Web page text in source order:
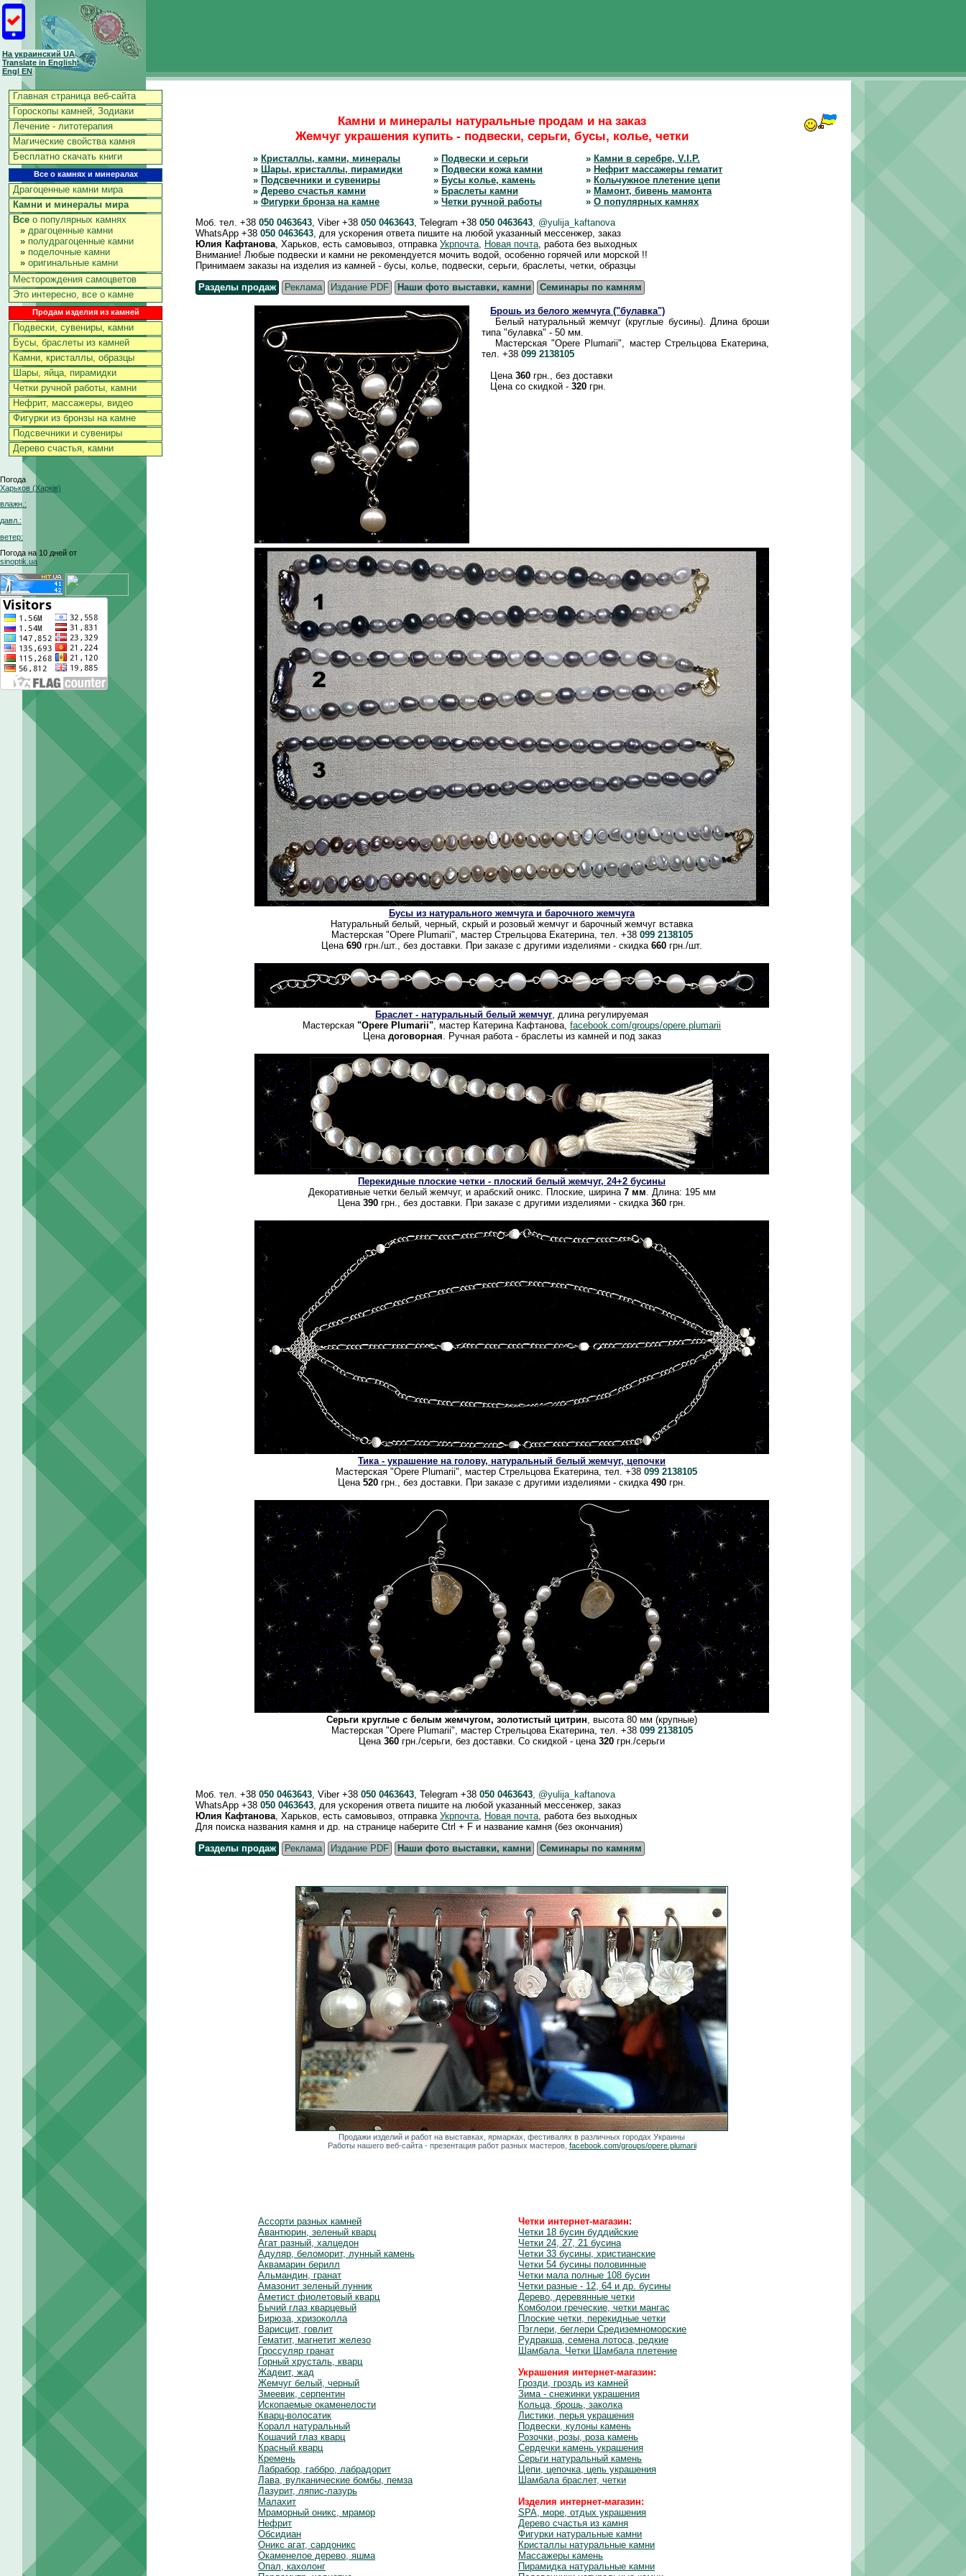
На украинский UA
Translate in English
Engl EN
Главная страница веб-сайта
Гороскопы камней, Зодиаки
Лечение - литотерапия
Магические свойства камня
Бесплатно скачать книги
Все о камнях и минералах
Драгоценные камни мира
Камни и минералы мира
Все о популярных камнях
» драгоценные камни
» полудрагоценные камни
» поделочные камни
» оригинальные камни
Месторождения самоцветов
Это интересно, все о камне
Продам изделия из камней
Подвески, сувениры, камни
Бусы, браслеты из камней
Камни, кристаллы, образцы
Шары, яйца, пирамидки
Четки ручной работы, камни
Нефрит, массажеры, видео
Фигурки из бронзы на камне
Подсвечники и сувениры
Дерево счастья, камни
Камни и минералы натуральные продам и на заказ
Жемчуг украшения купить - подвески, серьги, бусы, колье, четки
» Кристаллы, камни, минералы
» Шары, кристаллы, пирамидки
» Подсвечники и сувениры
» Дерево счастья камни
» Фигурки бронза на камне
» Подвески и серьги
» Подвески кожа камни
» Бусы колье, камень
» Браслеты камни
» Четки ручной работы
» Камни в серебре, V.I.P.
» Нефрит массажеры гематит
» Кольчужное плетение цепи
» Мамонт, бивень мамонта
» О популярных камнях
Моб. тел. +38 050 0463643 , Viber +38 050 0463643 , Telegram +38 050 0463643 , @yulija_kaftanova
WhatsApp +38 050 0463643 , для ускорения ответа пишите на любой указанный мессенжер, заказ
Юлия Кафтанова , Харьков, есть самовывоз, отправка Укрпочта Новая почта , работа без выходных
Внимание! Любые подвески и камни не рекомендуется мочить водой, особенно горячей или морской !!
Принимаем заказы на изделия из камней - бусы, колье, подвески, серьги, браслеты, четки, образцы
Разделы продаж Реклама Издание PDF Наши фото выставки, камни Семинары по камням
Брошь из белого жемчуга ("булавка")
Белый натуральный жемчуг (круглые бусины). Длина броши
типа "булавка" - 50 мм.
Мастерская "Opere Plumarii", мастер Стрельцова Екатерина,
тел. +38 099 2138105
Цена 360 грн., без доставки
Цена со скидкой - 320 грн.
Бусы из натурального жемчуга и барочного жемчуга
Натуральный белый, черный, скрый и розовый жемчуг и барочный жемчуг вставка
Мастерская "Opere Plumarii", мастер Стрельцова Екатерина, тел. +38 099 2138105
Цена 690 грн./шт., без доставки. При заказе с другими изделиями - скидка 660 грн./шт.
Браслет - натуральный белый жемчуг, длина регулируемая
Мастерская "Opere Plumarii", мастер Катерина Кафтанова, facebook.com/groups/opere.plumarii
Цена договорная. Ручная работа - браслеты из камней и под заказ
Перекидные плоские четки - плоский белый жемчуг, 24+2 бусины
Декоративные четки белый жемчуг, и арабский оникс. Плоские, ширина 7 мм. Длина: 195 мм
Цена 390 грн., без доставки. При заказе с другими изделиями - скидка 360 грн.
Тика - украшение на голову, натуральный белый жемчуг, цепочки
Мастерская "Opere Plumarii", мастер Стрельцова Екатерина, тел. +38 099 2138105
Цена 520 грн., без доставки. При заказе с другими изделиями - скидка 490 грн.
Серьги круглые с белым жемчугом, золотистый цитрин, высота 80 мм (крупные)
Мастерская "Opere Plumarii", мастер Стрельцова Екатерина, тел. +38 099 2138105
Цена 360 грн./серьги, без доставки. Со скидкой - цена 320 грн./серьги
Моб. тел. +38 050 0463643 , Viber +38 050 0463643 , Telegram +38 050 0463643 , @yulija_kaftanova
WhatsApp +38 050 0463643 , для ускорения ответа пишите на любой указанный мессенжер, заказ
Юлия Кафтанова , Харьков, есть самовывоз, отправка Укрпочта Новая почта , работа без выходных
Для поиска названия камня и др. на странице наберите Ctrl + F и название камня (без окончания)
Разделы продаж Реклама Издание PDF Наши фото выставки, камни Семинары по камням
Продажи изделий и работ на выставках, ярмарках, фестивалях в различных городах Украины
Работы нашего веб-сайта - презентация работ разных мастеров, facebook.com/groups/opere.plumarii
Ассорти разных камней
Авантюрин, зеленый кварц
Агат разный, халцедон
Адуляр, беломорит, лунный камень
Аквамарин берилл
Альмандин, гранат
Амазонит зеленый лунник
Аметист фиолетовый кварц
Бычий глаз кварцевый
Бирюза, хризоколла
Варисцит, говлит
Гематит, магнетит железо
Гроссуляр гранат
Горный хрусталь, кварц
Жадеит, жад
Жемчуг белый, черный
Змеевик, серпентин
Ископаемые окаменелости
Кварц-волосатик
Коралл натуральный
Кошачий глаз кварц
Красный кварц
Кремень
Лабрабор, габбро, лабрадорит
Лава, вулканические бомбы, пемза
Лазурит, ляпис-лазурь
Малахит
Мраморный оникс, мрамор
Нефрит
Обсидиан
Оникс агат, сардоникс
Окаменелое дерево, яшма
Опал, кахолонг
Четки интернет-магазин:
Четки 18 бусин буддийские
Четки 24, 27, 21 бусина
Четки 33 бусины, христианские
Четки 54 бусины половинные
Четки мала полные 108 бусин
Четки разные - 12, 64 и др. бусины
Дерево, деревянные четки
Комболои греческие, четки мангас
Плоские четки, перекидные четки
Пэглери, беглери Средиземноморские
Рудракша, семена лотоса, редкие
Шамбала. Четки Шамбала плетение
Украшения интернет-магазин:
Грозди, гроздь из камней
Зима - снежинки украшения
Кольца, брошь, заколка
Листики, перья украшения
Подвески, кулоны камень
Розочки, розы, роза камень
Сердечки камень украшения
Серьги натуральный камень
Цепи, цепочка, цепь украшения
Шамбала браслет, четки
Изделия интернет-магазин:
SPA, море, отдых украшения
Дерево счастья из камня
Фигурки натуральные камни
Кристаллы натуральные камни
Массажеры камень
Пирамидка натуральные камни
Погода
Харьков (Харків)
влажн.:
давл.:
ветер:
Погода на 10 дней от
sinoptik.ua